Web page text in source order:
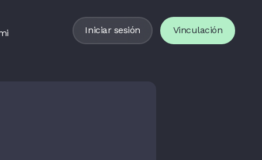
Iniciar sesión Vinculación